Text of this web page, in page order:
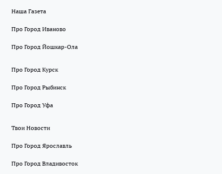
Наша Газета
Про Город Иваново
Про Город Йошкар-Ола
Про Город Курск
Про Город Рыбинск
Про Город Уфа
Твои Новости
Про Город Ярославль
Про Город Владивосток